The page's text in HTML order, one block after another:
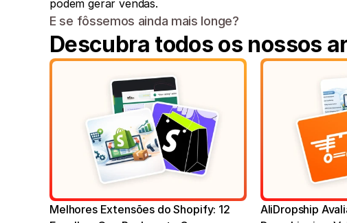
podem gerar vendas.
E se fôssemos ainda mais longe?
Descubra todos os nossos
Melhores Extensões do Shopify: 12
AliDropship